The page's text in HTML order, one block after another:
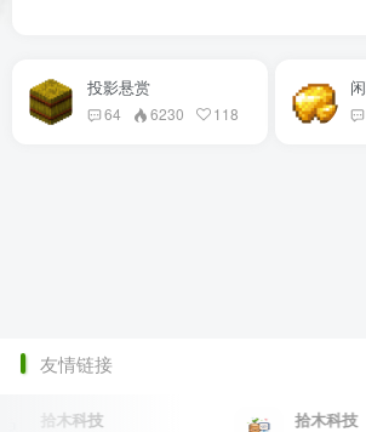
投影悬赏
64 6230 118
友情链接
拾木科技 拾木科技